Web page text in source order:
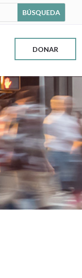
DONAR